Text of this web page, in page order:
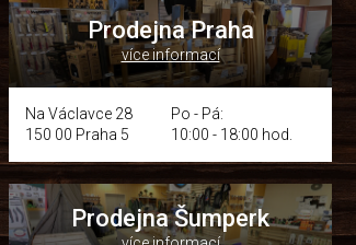
Prodejna Praha
více informací
Na Václavce 28
150 00 Praha 5
Po - Pá:
10:00 - 18:00 hod.
Prodejna Šumperk